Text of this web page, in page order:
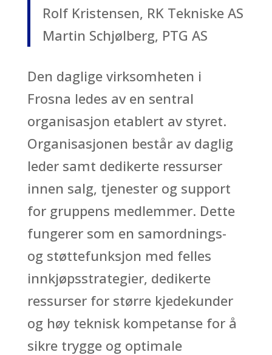
Rolf Kristensen, RK Tekniske AS
Martin Schjølberg, PTG AS
Den daglige virksomheten i
Frosna ledes av en sentral
organisasjon etablert av styret.
Organisasjonen består av daglig
leder samt dedikerte ressurser
innen salg, tjenester og support
for gruppens medlemmer. Dette
fungerer som en samordnings-
og støttefunksjon med felles
innkjøpsstrategier, dedikerte
ressurser for større kjedekunder
og høy teknisk kompetanse for å
sikre trygge og optimale